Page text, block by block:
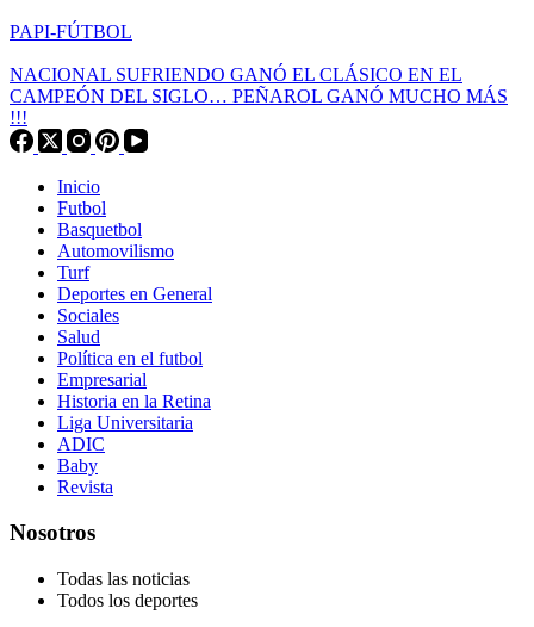
PAPI-FÚTBOL
NACIONAL SUFRIENDO GANÓ EL CLÁSICO EN EL
CAMPEÓN DEL SIGLO… PEÑAROL GANÓ MUCHO MÁS
!!!
Inicio
Futbol
Basquetbol
Automovilismo
Turf
Deportes en General
Sociales
Salud
Política en el futbol
Empresarial
Historia en la Retina
Liga Universitaria
ADIC
Baby
Revista
Nosotros
Todas las noticias
Todos los deportes